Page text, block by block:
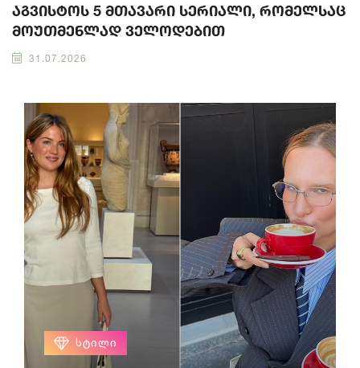
აგვისტოს 5 მთავარი სერიალი, რომელსაც
მოუთმენლად ველოდებით
31.07.2026
ᲡᲢᲘᲚᲘ